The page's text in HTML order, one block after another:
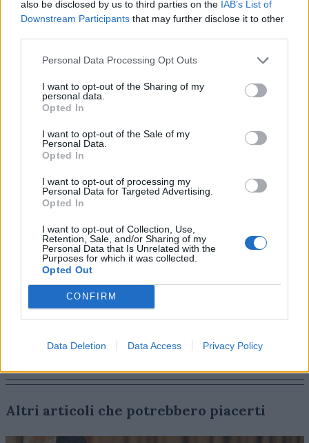
also be disclosed by us to third parties on the IAB’s List of
Downstream Participants that may further disclose it to other
Personal Data Processing Opt Outs
I want to opt-out of the Sharing of my
personal data.
Opted In
I want to opt-out of the Sale of my
Personal Data.
Opted In
I want to opt-out of processing my
Personal Data for Targeted Advertising.
Opted In
I want to opt-out of Collection, Use,
Retention, Sale, and/or Sharing of my
Personal Data that Is Unrelated with the
Purposes for which it was collected.
Opted Out
CONFIRM
Data Deletion Data Access Privacy Policy
«L’intelligenza artificiale per noi è fondamentale, ci
offre una grande mano per gestire volumi di campagne
e la loro ottimizzazione al dettaglio, cosa che con la
sistemi predittivi molto elevati utili per costruire
mediaplan sempre più vicini alla realtà».
Quali saranno i focus del 2025?
«Dall’Italia ci attendiamo che l’ingresso fisico abbia i
suoi frutti. Per la Spagna… l’80% del fatturato viene da
lì e quest’anno abbiamo avuto un ottimo 13% di
EBITDA; per il nuovo anno puntiamo ad aumentare il
fatturato del 20% e a mantenere lo stesso EBITDA».
ECOMMERCE
Altri articoli che potrebbero piacerti